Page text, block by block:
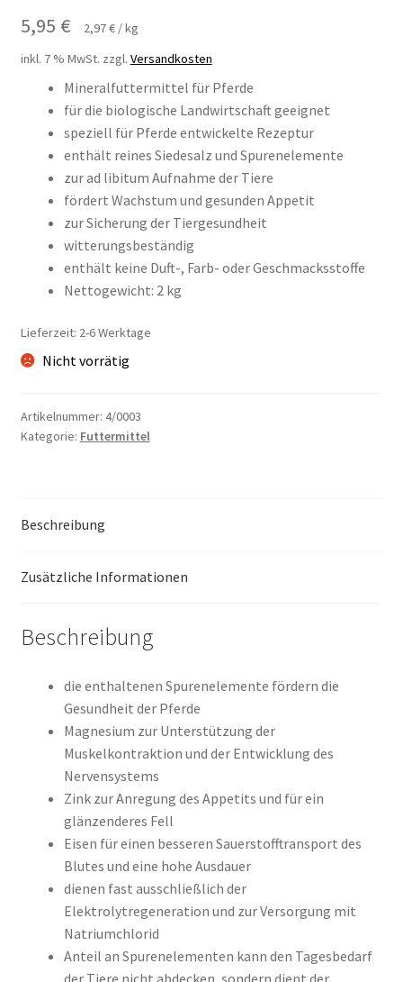
5,95 € 2,97€ /kg
inkl. 7 % MwSt. zzgl. Versandkosten
Mineralfuttermittel für Pferde
für die biologische Landwirtschaft geeignet
speziell für Pferde entwickelte Rezeptur
enthält reines Siedesalz und Spurenelemente
zur ad libitum Aufnahme der Tiere
fördert Wachstum und gesunden Appetit
zur Sicherung der Tiergesundheit
witterungsbeständig
enthält keine Duft-, Farb- oder Geschmacksstoffe
Nettogewicht: 2 kg
Lieferzeit: 2-6 Werktage
Nicht vorrätig
Artikelnummer: 4/0003
Kategorie: Futtermittel
Beschreibung
Zusätzliche Informationen
Beschreibung
die enthaltenen Spurenelemente fördern die
Gesundheit der Pferde
Magnesium zur Unterstützung der
Muskelkontraktion und der Entwicklung des
Nervensystems
Zink zur Anregung des Appetits und für ein
glänzenderes Fell
Eisen für einen besseren Sauerstofftransport des
Blutes und eine hohe Ausdauer
dienen fast ausschließlich der
Elektrolytregeneration und zur Versorgung mit
Natriumchlorid
Anteil an Spurenelementen kann den Tagesbedarf